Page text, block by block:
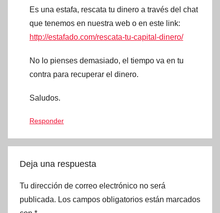
Es una estafa, rescata tu dinero a través del chat
que tenemos en nuestra web o en este link:
http://estafado.com/rescata-tu-capital-dinero/
No lo pienses demasiado, el tiempo va en tu
contra para recuperar el dinero.
Saludos.
Responder
Deja una respuesta
Tu dirección de correo electrónico no será
publicada. Los campos obligatorios están marcados